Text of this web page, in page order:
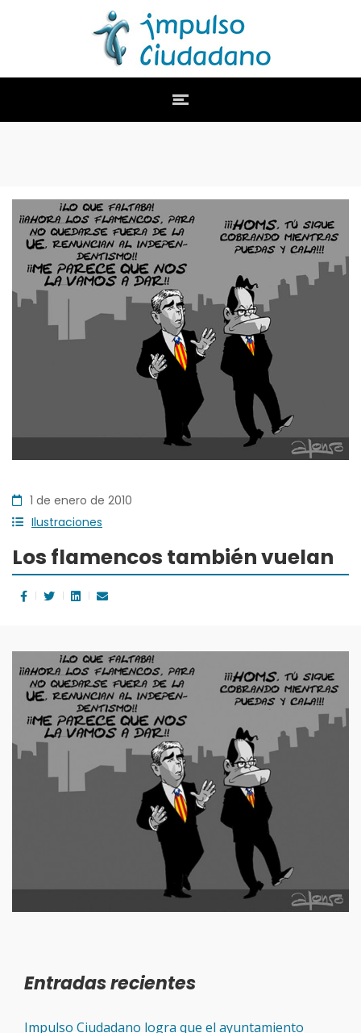
1 de enero de 2010
Ilustraciones
Los flamencos también vuelan
Entradas recientes
Impulso Ciudadano logra que el ayuntamiento